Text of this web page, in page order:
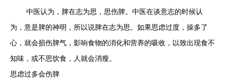
中医认为，脾在志为思，思伤脾。中医在谈意志的时候认
为，意是脾的神明，所以说脾在志为思。如果思虑过度，操多了
心，就会损伤脾气，影响食物的消化和营养的吸收，以致出现食不
知味，或不思饮食，人就会消瘦。
思虑过多会伤脾